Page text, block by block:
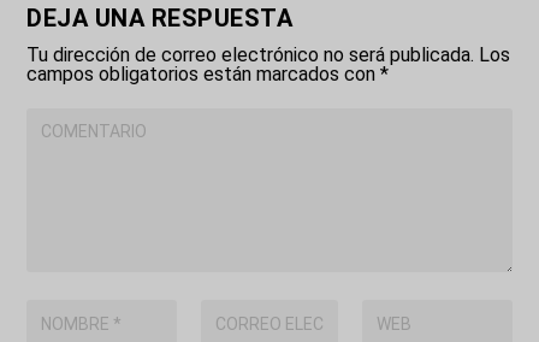
DEJA UNA RESPUESTA
Tu dirección de correo electrónico no será publicada. Los
campos obligatorios están marcados con*